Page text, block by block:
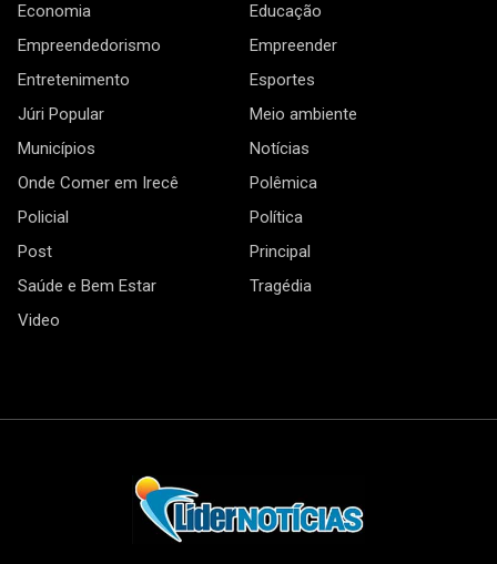
Economia
Educação
Empreendedorismo
Empreender
Entretenimento
Esportes
Júri Popular
Meio ambiente
Municípios
Notícias
Onde Comer em Irecê
Polêmica
Policial
Política
Post
Principal
Saúde e Bem Estar
Tragédia
Video